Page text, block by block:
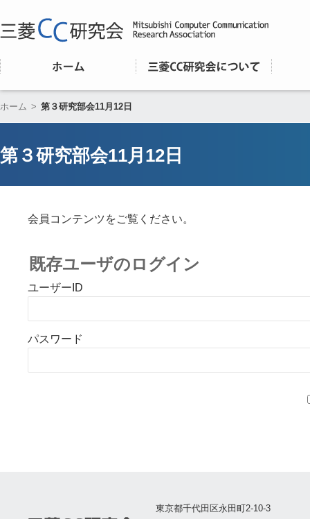
ホーム > 第３研究部会11月12日
第３研究部会11月12日
会員コンテンツをご覧ください。
既存ユーザのログイン
ユーザーID
パスワード
東京都千代田区永田町2-10-3